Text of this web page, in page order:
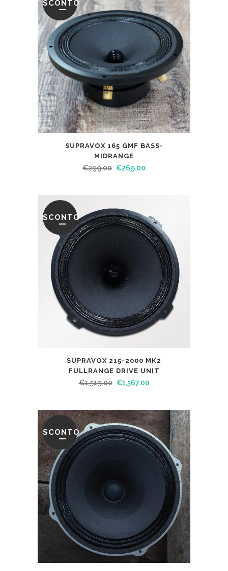
SCONTO
SUPRAVOX 165 GMF BASS-
MIDRANGE
€299.00 €269.00
SCONTO
SUPRAVOX 215-2000 MK2
FULLRANGE DRIVE UNIT
€1,519.00 €1,367.00
SCONTO